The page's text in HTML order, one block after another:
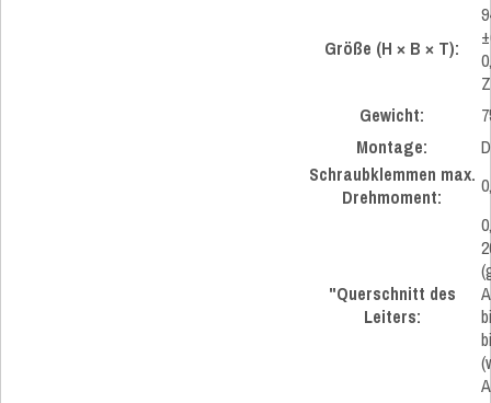
Größe (H × B × T):
Gewicht:
Montage:
Schraubklemmen max.
Drehmoment:
"Querschnitt des
Leiters: